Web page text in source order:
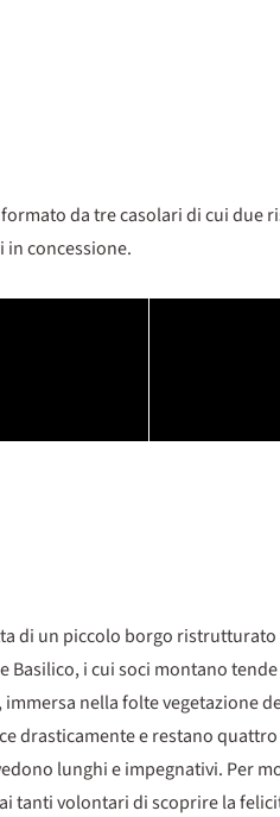
da tre casolari di cui
in concessione.
di un piccolo borgo
i cui soci montano
nella folte vegetazione
drasticamente e restano
lunghi e impegnativi. Per
volontari di scoprire la